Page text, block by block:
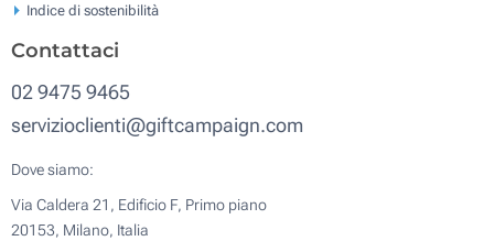
Indice di sostenibilità
Contattaci
02 9475 9465
servizioclienti@giftcampaign.com
Dove siamo:
Via Caldera 21, Edificio F, Primo piano
20153, Milano, Italia